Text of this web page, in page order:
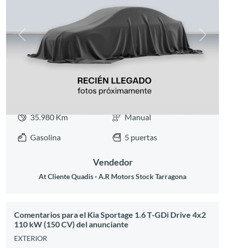
Anterior
35.980 Km Manual
Gasolina 5 puertas
Vendedor
At Cliente Quadis A.R Motors Stock Tarragona
Comentarios para el Kia Sportage 1.6 T-GDi Drive 4x2
110 kW (150 CV) del anunciante
EXTERIOR